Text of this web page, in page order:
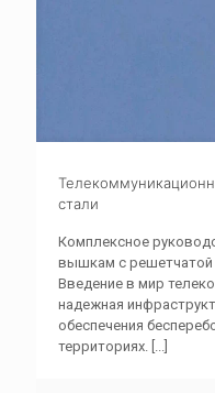
стали
Комплексное
вышкам с решетчатой
Введение в мир
надежная
обеспечения
территориях. [...]